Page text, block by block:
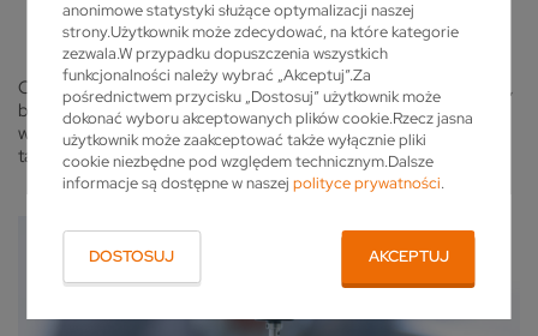
anonimowe statystyki służące optymalizacji naszej
strony.Użytkownik może zdecydować, na które kategorie
zezwala.W przypadku dopuszczenia wszystkich
funkcjonalności należy wybrać „Akceptuj”.Za
pośrednictwem przycisku „Dostosuj” użytkownik może
dokonać wyboru akceptowanych plików cookie.Rzecz jasna
użytkownik może zaakceptować także wyłącznie pliki
cookie niezbędne pod względem technicznym.Dalsze
informacje są dostępne w naszejpolityce prywatności.
DOSTOSUJ AKCEPTUJ
Czy to zakład przetwarzający drewno, czy metal, serwisowanie,
bądź też produkcja narzędzi, jesteśmy przygotowani na
wyjątkowe wyzwania w Twojej codziennej pracy. Czy to w
tartaku, w zakładzie ostrzarskim, czy też w fabryce narzędzi.